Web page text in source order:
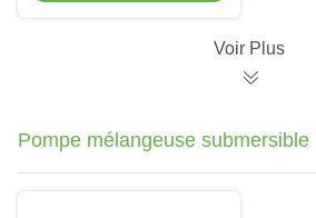
Voir Plus
Pompe mélangeuse submersible